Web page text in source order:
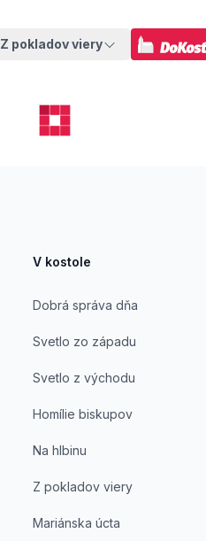
Z pokladov viery
V kostole
Dobrá správa dňa
Svetlo zo západu
Svetlo z východu
Homílie biskupov
Na hlbinu
Z pokladov viery
Mariánska úcta